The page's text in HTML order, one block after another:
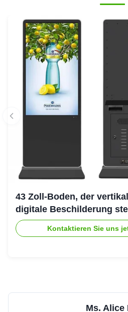
43 Zoll-Boden, der
digitale Beschilderung
Kontaktieren Sie uns
Ms. Alice